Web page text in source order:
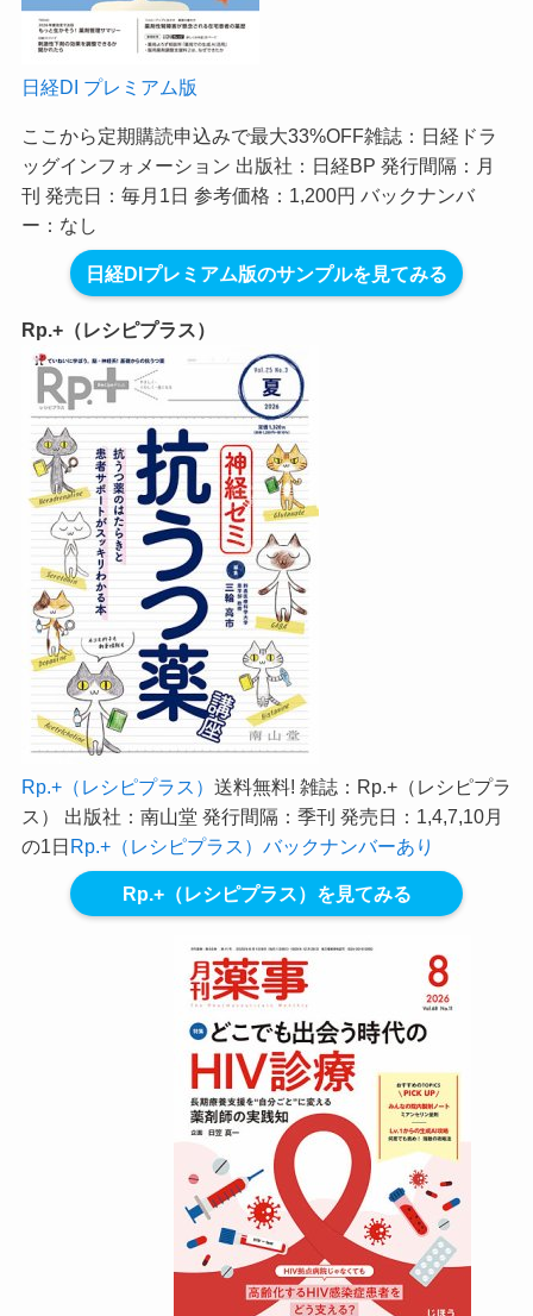
日経DI プレミアム版
ここから定期購読申込みで最大33%OFF雑誌：日経ドラ
ッグインフォメーション 出版社：日経BP 発行間隔：月
刊 発売日：毎月1日 参考価格：1,200円 バックナンバ
ー：なし
日経DIプレミアム版のサンプルを見てみる
Rp.+（レシピプラス）
Rp.+（レシピプラス） 送料無料! 雑誌：Rp.+（レシピプラ
ス） 出版社：南山堂 発行間隔：季刊 発売日：1,4,7,10月
の1日Rp.+（レシピプラス）バックナンバーあり
Rp.+（レシピプラス）を見てみる